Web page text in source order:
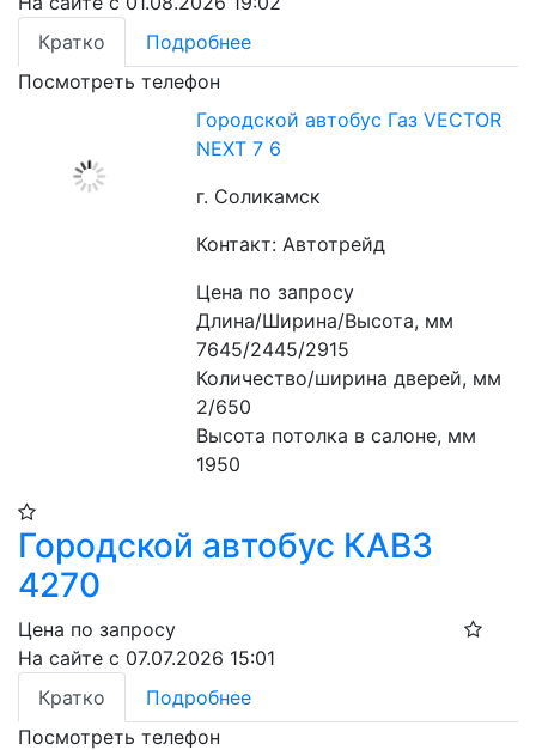
Кратко
Подробнее
Посмотреть телефон
Городской автобус Газ VECTOR
NEXT 7 6
г. Соликамск
Контакт: Автотрейд
Цена по запросу
Длина/Ширина/Высота, мм
7645/2445/2915
Количество/ширина дверей, мм
2/650
Высота потолка в салоне, мм
1950
Городской автобус КАВЗ
4270
Цена по запросу
На сайте с 07.07.2026 15:01
Кратко
Подробнее
Посмотреть телефон